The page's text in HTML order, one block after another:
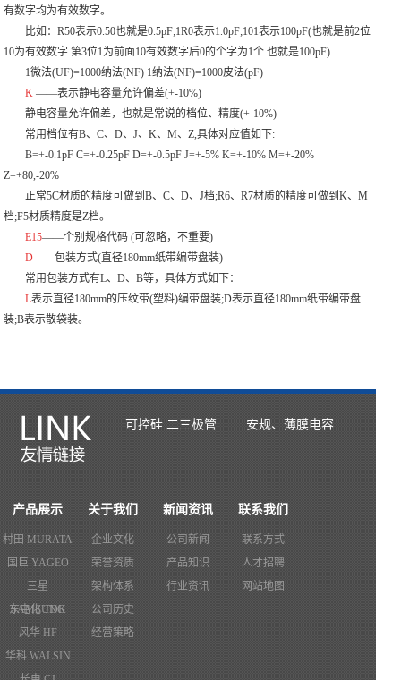
有数字均为有效数字。
比如：R50表示0.50也就是0.5pF;1R0表示1.0pF;101表示100pF(也就是前2位
10为有效数字.第3位1为前面10有效数字后0的个字为1个.也就是100pF)
1微法(UF)=1000纳法(NF) 1纳法(NF)=1000皮法(pF)
K——表示静电容量允许偏差(+-10%)
静电容量允许偏差，也就是常说的档位、精度(+-10%)
常用档位有B、C、D、J、K、M、Z,具体对应值如下:
B=+-0.1pF C=+-0.25pF D=+-0.5pF J=+-5% K=+-10% M=+-20%
Z=+80,-20%
正常5C材质的精度可做到B、C、D、J档;R6、R7材质的精度可做到K、M
档;F5材质精度是Z档。
E15——个别规格代码(可忽略，不重要)
D——包装方式(直径180mm纸带编带盘装)
常用包装方式有L、D、B等，具体方式如下：
L表示直径180mm的压纹带(塑料)编带盘装;D表示直径180mm纸带编带盘
装;B表示散袋装。
可控硅 二三极管 安规、薄膜电容
产品展示
村田 MURATA
国巨 YAGEO
三星
SAMSUNG
东电化 TDK
风华 HF
华科 WALSIN
关于我们
企业文化
荣誉资质
架构体系
公司历史
经营策略
新闻资讯
公司新闻
产品知识
行业资讯
联系我们
联系方式
人才招聘
网站地图